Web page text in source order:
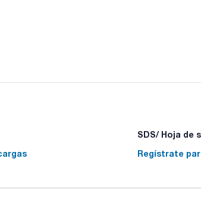
SDS/ Hoja de
Regístrate